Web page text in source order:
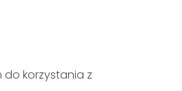
korzystania z